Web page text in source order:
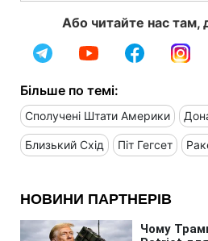
Або читайте нас там,
Більше по темі:
Сполучені Штати Америки
Близький Схід Піт Гегсет